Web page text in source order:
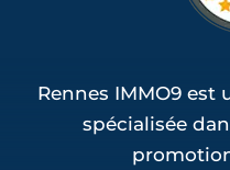
Rennes IMMO9
spécialisée